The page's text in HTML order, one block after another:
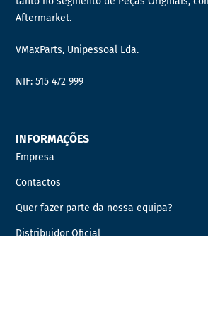
Aftermarket.
VMaxParts, Unipessoal Lda.
NIF: 515 472 999
INFORMAÇÕES
Empresa
Contactos
Quer fazer parte da nossa equipa?
Distribuidor Oficial